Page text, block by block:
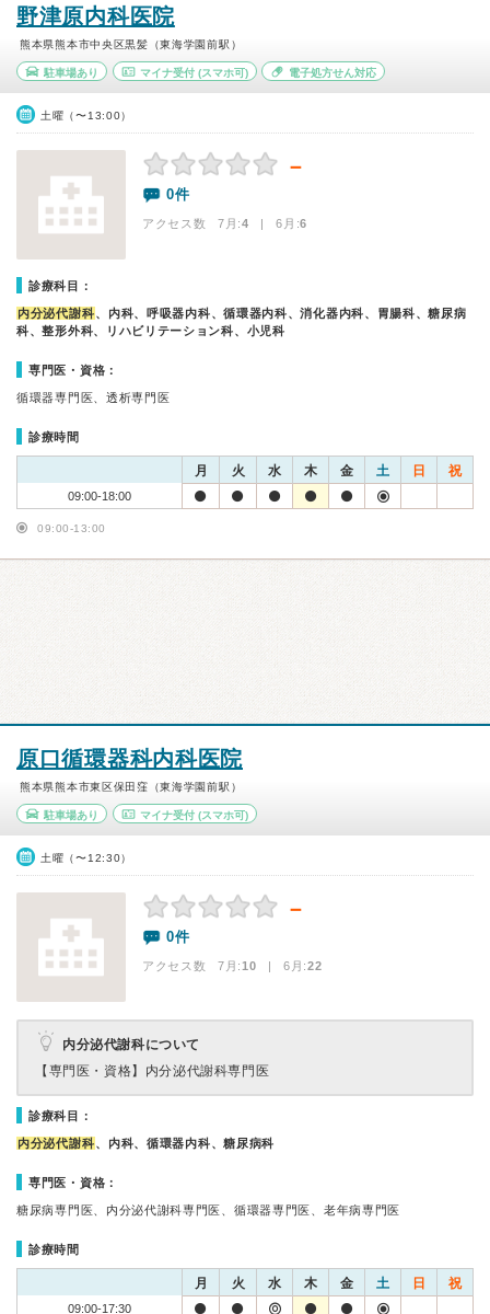
野津原内科医院
熊本県熊本市中央区黒髪（東海学園前駅）
駐車場あり マイナ受付(スマホ可) 電子処方せん対応
土曜（〜13:00）
－
0件
アクセス数 7月:4 | 6月:6
診療科目：
内分泌代謝科、内科、呼吸器内科、循環器内科、消化器内科、胃腸科、糖尿病
科、整形外科、リハビリテーション科、小児科
専門医・資格：
循環器専門医、透析専門医
診療時間
月 火 水 木 金 土 日 祝
09:00-18:00
09:00-13:00
原口循環器科内科医院
熊本県熊本市東区保田窪（東海学園前駅）
駐車場あり マイナ受付(スマホ可)
土曜（〜12:30）
－
0件
アクセス数 7月:10 | 6月:22
内分泌代謝科について
【専門医・資格】 内分泌代謝科専門医
診療科目：
内分泌代謝科、内科、循環器内科、糖尿病科
専門医・資格：
糖尿病専門医、内分泌代謝科専門医、循環器専門医、老年病専門医
診療時間
月 火 水 木 金 土 日 祝
09:00-17:30